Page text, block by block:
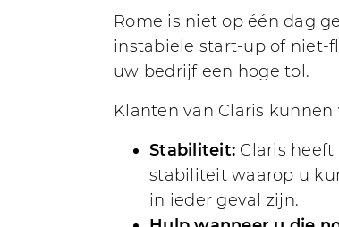
Rome is niet op één dag
instabiele start-up of niet-
uw bedrijf een hoge tol.
Klanten van Claris
Stabiliteit: Claris
stabiliteit waarop u
in ieder geval zijn.